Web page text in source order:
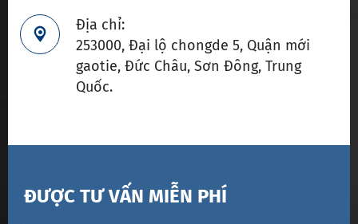

Địa chỉ:
253000, Đại lộ chongde 5, Quận mới
gaotie, Đức Châu, Sơn Đông, Trung
Quốc.
ĐƯỢC TƯ VẤN MIỄN PHÍ